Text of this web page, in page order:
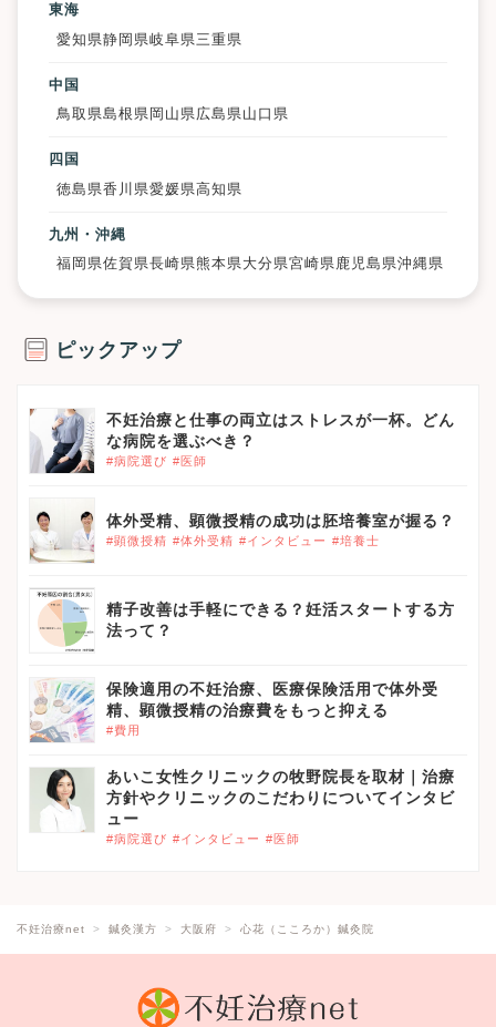
東海
愛知県静岡県岐阜県 三重県
中国
鳥取県島根県 岡山県広島県山口県
四国
徳島県香川県愛媛県高知県
九州・沖縄
福岡県佐賀県長崎県熊本県大分県宮崎県鹿児島県沖縄県
ピックアップ
不妊治療と仕事の両立はストレスが一杯。どん
な病院を選ぶべき？
#病院選び #医師
体外受精、顕微授精の成功は胚培養室が握る？
#顕微授精 #体外受精 #インタビュー #培養士
精子改善は手軽にできる？妊活スタートする方
法って？
保険適用の不妊治療、医療保険活用で体外受
精、顕微授精の治療費をもっと抑える
#費用
あいこ女性クリニックの牧野院長を取材｜治療
方針やクリニックのこだわりについてインタビ
ュー
#病院選び #インタビュー #医師
不妊治療net 鍼灸漢方 大阪府 心花（こころか）鍼灸院